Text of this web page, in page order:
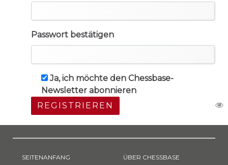
Passwort bestätigen
Ja, ich möchte den Chessbase-
Newsletter abonnieren
REGISTRIEREN
SEITENANFANG
ÜBER CHESSBASE